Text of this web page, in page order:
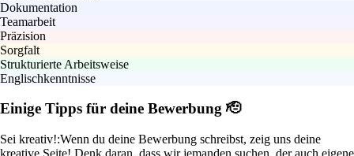
Dokumentation
Teamarbeit
Präzision
Sorgfalt
Strukturierte Arbeitsweise
Englischkenntnisse
Einige Tipps für deine Bewerbung 🫡
Sei kreativ!:Wenn du deine Bewerbung schreibst, zeig uns deine